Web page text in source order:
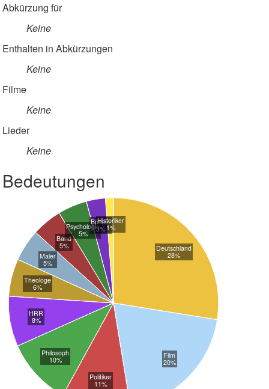
Abkürzung für
Keine
Enthalten in Abkürzungen
Keine
Filme
Keine
Lieder
Keine
Bedeutungen
Deutschland
28%
Film
20%
Politiker
11%
Philosoph
10%
HRR
8%
Theologe
6%
Maler
5%
Band
5%
Psychologie
5%
Boston
3%
Historiker
1%